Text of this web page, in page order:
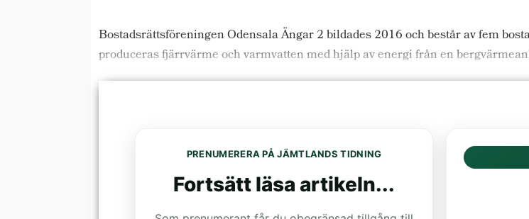
Bostadsrättsföreningen Odensala Ängar 2 bildades 2016 och består av fem
produceras fjärrvärme och varmvatten med hjälp av energi från en
PRENUMERERA PÅ JÄMTLANDS TIDNING
Fortsätt läsa artikeln...